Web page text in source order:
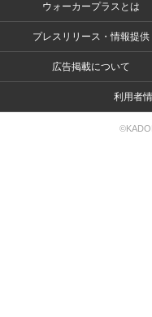
ウォーカープラスとは
プレスリリース・情報提供
広告掲載について
利用者